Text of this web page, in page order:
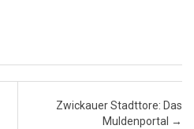
Zwickauer Stadttore: Das
Muldenportal →